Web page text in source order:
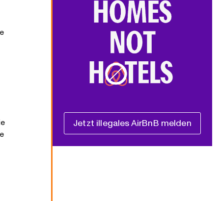
Jetzt illegales AirBnB melden